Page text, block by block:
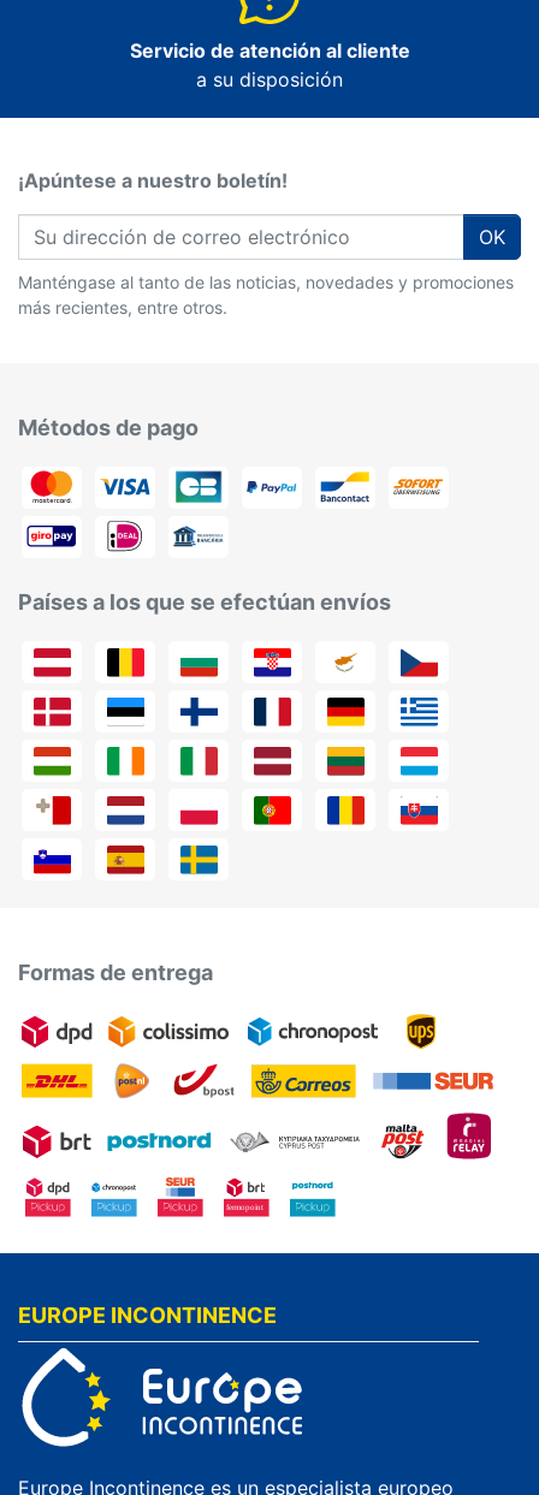
Servicio de atención al cliente
a su disposición
¡Apúntese a nuestro boletín!
OK
Manténgase al tanto de las noticias, novedades y promociones
más recientes, entre otros.
Métodos de pago
Países a los que se efectúan envíos
Formas de entrega
EUROPE INCONTINENCE
Europe Incontinence es un especialista europeo